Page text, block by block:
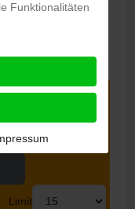
Limit
Funktionalitäten